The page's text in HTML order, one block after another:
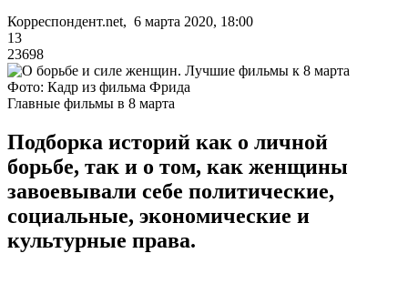
Корреспондент.net, 6 марта 2020, 18:00
13
23698
Фото: Кадр из фильма Фрида
Главные фильмы в 8 марта
Подборка историй как о личной
борьбе, так и о том, как женщины
завоевывали себе политические,
социальные, экономические и
культурные права.